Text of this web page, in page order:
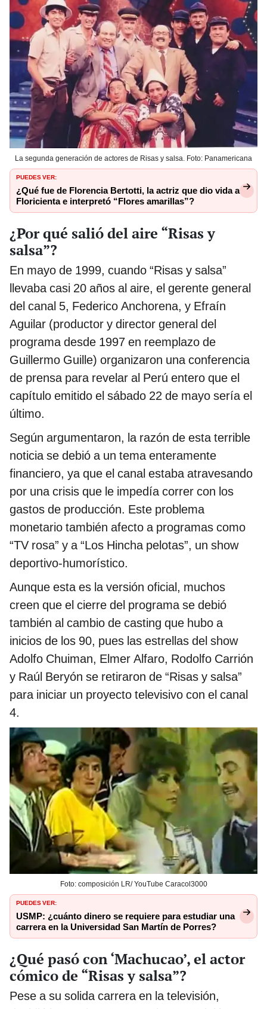
La segunda generación de actores de Risas y salsa. Foto: Panamericana
PUEDES VER:
¿Qué fue de Florencia Bertotti, la actriz que dio vida a
Floricienta e interpretó “Flores amarillas”?
¿Por qué salió del aire “Risas y
salsa”?
En mayo de 1999, cuando “Risas y salsa”
llevaba casi 20 años al aire, el gerente general
del canal 5, Federico Anchorena, y Efraín
Aguilar (productor y director general del
programa desde 1997 en reemplazo de
Guillermo Guille) organizaron una conferencia
de prensa para revelar al Perú entero que el
capítulo emitido el sábado 22 de mayo sería el
último.
Según argumentaron, la razón de esta terrible
noticia se debió a un tema enteramente
financiero, ya que el canal estaba atravesando
por una crisis que le impedía correr con los
gastos de producción. Este problema
monetario también afecto a programas como
“TV rosa” y a “Los Hincha pelotas”, un show
deportivo-humorístico.
Aunque esta es la versión oficial, muchos
creen que el cierre del programa se debió
también al cambio de casting que hubo a
inicios de los 90, pues las estrellas del show
Adolfo Chuiman, Elmer Alfaro, Rodolfo Carrión
y Raúl Beryón se retiraron de “Risas y salsa”
para iniciar un proyecto televisivo con el canal
4.
Foto: composición LR/ YouTube Caracol3000
PUEDES VER:
USMP: ¿cuánto dinero se requiere para estudiar una
carrera en la Universidad San Martín de Porres?
¿Qué pasó con ‘Machucao’, el actor
cómico de “Risas y salsa”?
Pese a su solida carrera en la televisión,